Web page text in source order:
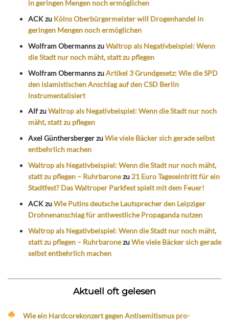
in geringen Mengen noch ermöglichen
ACKzu Kölns Oberbürgermeister will Drogenhandel in
geringen Mengen noch ermöglichen
Wolfram ObermannszuWaltrop als Negativbeispiel: Wenn
die Stadt nur noch mäht, statt zu pflegen
Wolfram ObermannszuArtikel 3 Grundgesetz: Wie die SPD
den islamistischen Anschlag auf den CSD Berlin
instrumentalisiert
AlfzuWaltrop als Negativbeispiel: Wenn die Stadt nur noch
mäht, statt zu pflegen
Axel GünthersbergerzuWie viele Bäcker sich gerade selbst
entbehrlich machen
Waltrop als Negativbeispiel: Wenn die Stadt nur noch mäht,
statt zu pflegen – Ruhrbaronezu 21 Euro Tageseintritt für ein
Stadtfest? Das Waltroper Parkfest spielt mit dem Feuer!
ACKzuWie Putins deutsche Lautsprecher den Leipziger
Drohnenanschlag für antiwestliche Propaganda nutzen
Waltrop als Negativbeispiel: Wenn die Stadt nur noch mäht,
statt zu pflegen – RuhrbaronezuWie viele Bäcker sich gerade
selbst entbehrlich machen
Aktuell oft gelesen
Wie ein Hardcorekonzert gegen Antisemitismus pro-